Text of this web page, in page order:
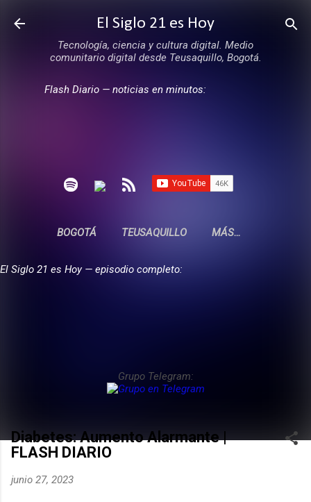
Ir al contenido principal
El Siglo 21 es Hoy
Tecnología, ciencia y cultura digital. Medio
comunitario digital desde Teusaquillo, Bogotá.
Flash Diario — noticias en minutos:
BOGOTÁ TEUSAQUILLO MÁS…
El Siglo 21 es Hoy — episodio completo:
Grupo Telegram:
Diabetes: Aumento Alarmante |
FLASH DIARIO
junio 27, 2023